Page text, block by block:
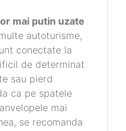
mai putin uzate
autoturisme,
conectate la
de determinat
sau pierd
ca pe spatele
mai
se recomanda